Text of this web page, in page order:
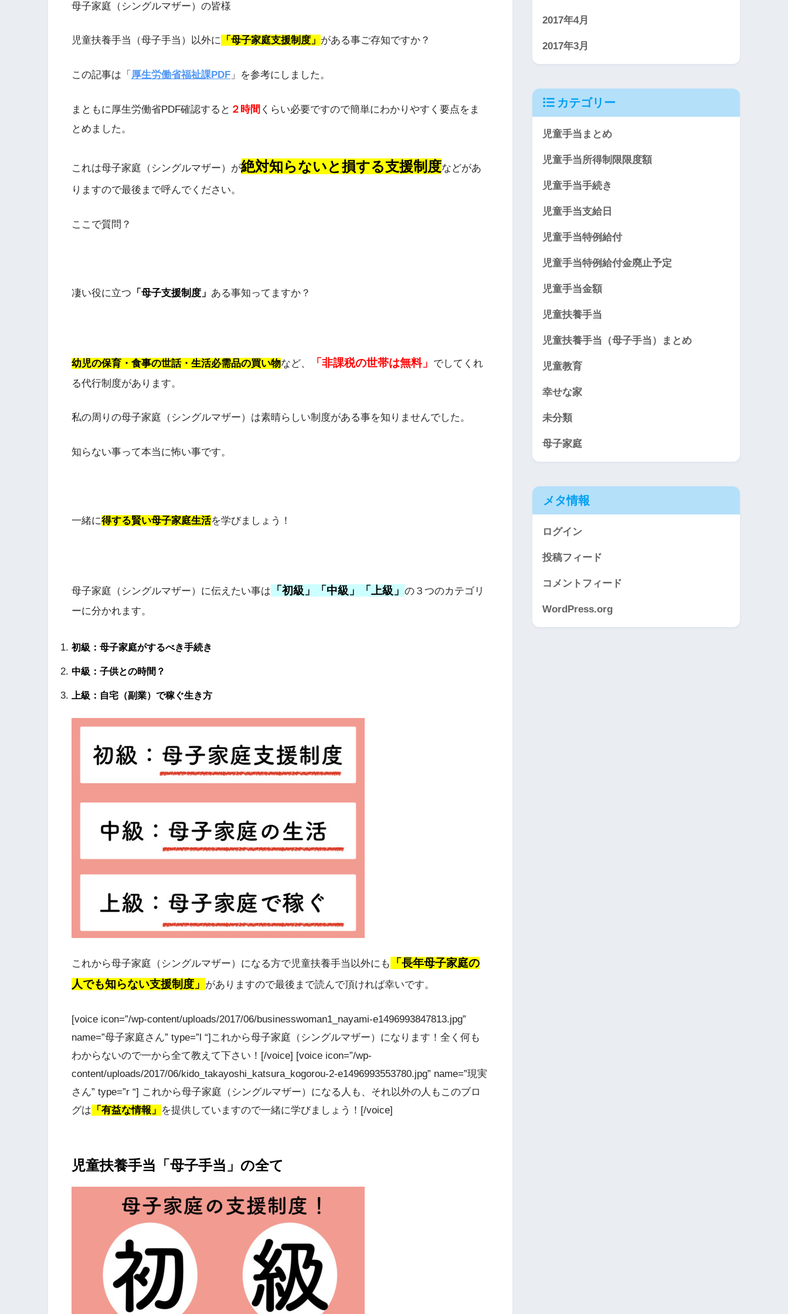
母子家庭（シングルマザー）の皆様
児童扶養手当（母子手当）以外に 「母子家庭支援制度」 がある事ご存知ですか？
この記事は「 厚生労働省福祉課PDF 」を参考にしました。
まともに厚生労働省PDF確認すると ２時間 くらい必要ですので簡単にわかりやすく要点をま
とめました。
これは母子家庭（シングルマザー）が絶対知らないと損する支援制度などがあ
りますので最後まで呼んでください。
ここで質問？
凄い役に立つ 「母子支援制度」 ある事知ってますか？
幼児の保育・食事の世話・生活必需品の買い物など、 「非課税の世帯は無料」 でしてくれ
る代行制度があります。
私の周りの母子家庭（シングルマザー）は素晴らしい制度がある事を知りませんでした。
知らない事って本当に怖い事です。
一緒に得する賢い母子家庭生活を学びましょう！
母子家庭（シングルマザー）に伝えたい事は 「初級」「中級」「上級」 の３つのカテゴリ
ーに分かれます。
初級：母子家庭がするべき手続き
中級：子供との時間？
上級：自宅（副業）で稼ぐ生き方
これから母子家庭（シングルマザー）になる方で児童扶養手当以外にも
「長年母子家庭の
人でも知らない支援制度」 がありますので最後まで読んで頂ければ幸いです。
[voice icon=”/wp-content/uploads/2017/06/businesswoman1_nayami-e1496993847813.jpg”
name=”母子家庭さん” type=”l “]これから母子家庭（シングルマザー）になります！全く何も
わからないので一から全て教えて下さい！[/voice] [voice icon=”/wp-
content/uploads/2017/06/kido_takayoshi_katsura_kogorou-2-e1496993553780.jpg” name=”現実
さん” type=”r “] これから母子家庭（シングルマザー）になる人も、それ以外の人もこのブロ
グは 「有益な情報」 を提供していますので一緒に学びましょう！[/voice]
児童扶養手当「母子手当」の全て
2017年4月
2017年3月
カテゴリー
児童手当まとめ
児童手当所得制限限度額
児童手当手続き
児童手当支給日
児童手当特例給付
児童手当特例給付金廃止予定
児童手当金額
児童扶養手当
児童扶養手当（母子手当）まとめ
児童教育
幸せな家
未分類
母子家庭
メタ情報
ログイン
投稿フィード
コメントフィード
WordPress.org